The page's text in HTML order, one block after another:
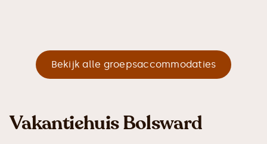
Bekijk alle groepsaccommodaties
Vakantiehuis Bolsward